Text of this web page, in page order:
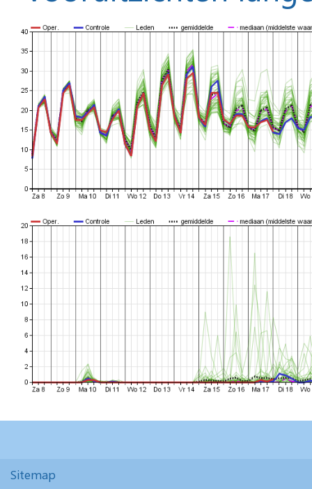
Sitemap